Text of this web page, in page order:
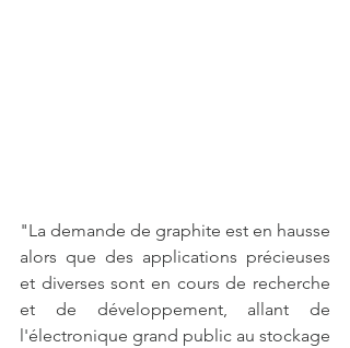
"La demande de graphite est en hausse
alors que des applications précieuses
et diverses sont en cours de recherche
et de développement, allant de
l'électronique grand public au stockage